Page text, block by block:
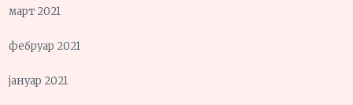
март 2021
фебруар 2021
јануар 2021